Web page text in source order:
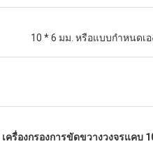
10 * 6 มม. หรือแบบกำหนดเอ
เครื่องกรองการขัดขวางวงจรแคบ